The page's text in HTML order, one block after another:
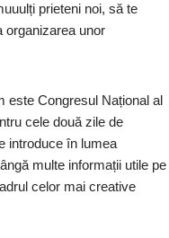
prieteni noi, să te
organizarea unor
Congresul Național al
cele două zile de
introduce în lumea
multe informații utile pe
celor mai creative